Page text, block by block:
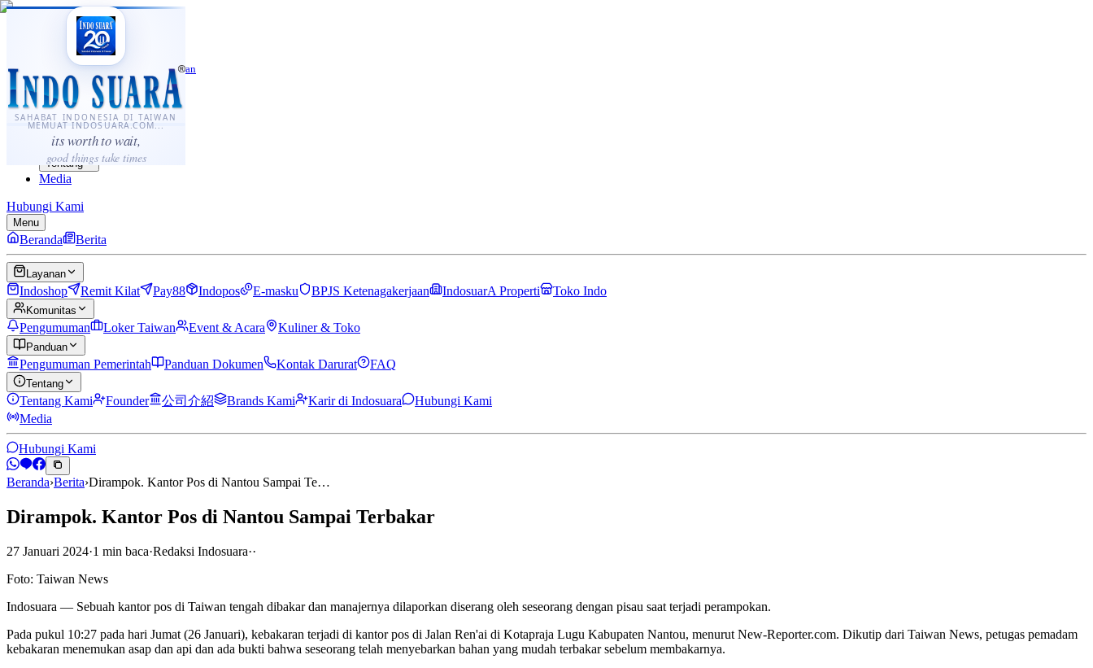
SAHABAT INDONESIA DI TAIWAN
MEMUAT INDOSUARA.COM...
its worth to wait,
good things take times
·...
⌘K
Sahabat Indonesia di Taiwan
Berita
Layanan
Komunitas
Panduan
Tentang
Media
Hubungi Kami
Menu
Beranda Berita
Layanan
Indoshop Remit Kilat Pay88 Indopos E-masku BPJS Ketenagakerjaan IndosuarA Properti Toko Indo
Komunitas
Pengumuman Loker Taiwan Event & Acara Kuliner & Toko
Panduan
Pengumuman Pemerintah Panduan Dokumen Kontak Darurat FAQ
Tentang
Tentang Kami Founder 公司介紹 Brands Kami Karir di Indosuara
Hubungi Kami
Media
Hubungi Kami
Beranda›Berita›Dirampok. Kantor Pos di Nantou Sampai Te…
Dirampok. Kantor Pos di Nantou Sampai Terbakar
27 Januari 2024·1 min baca·Redaksi Indosuara··
Foto: Taiwan News
Indosuara — Sebuah kantor pos di Taiwan tengah dibakar dan manajernya dilaporkan diserang oleh seseorang dengan pisau saat terjadi perampokan.
Pada pukul 10:27 pada hari Jumat (26 Januari), kebakaran terjadi di kantor pos di Jalan Ren'ai di Kotapraja Lugu Kabupaten Nantou, menurut New-Reporter.com. Dikutip dari Taiwan News, petugas pemadam
kebakaran menemukan asap dan api dan ada bukti bahwa seseorang telah menyebarkan bahan yang mudah terbakar sebelum membakarnya.